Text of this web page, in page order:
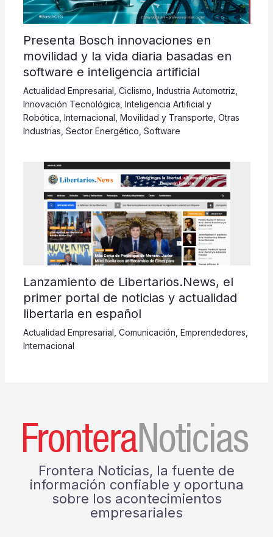
Presenta Bosch innovaciones en
movilidad y la vida diaria basadas en
software e inteligencia artificial
Actualidad Empresarial Ciclismo Industria Automotriz
Innovación Tecnológica Inteligencia Artificial y
Robótica Internacional Movilidad y Transporte Otras
Industrias Sector Energético Software
Lanzamiento de Libertarios.News, el
primer portal de noticias y actualidad
libertaria en español
Actualidad Empresarial , Comunicación, Emprendedores,
Internacional
Frontera Noticias, la fuente de
información confiable y oportuna
sobre los acontecimientos
empresariales